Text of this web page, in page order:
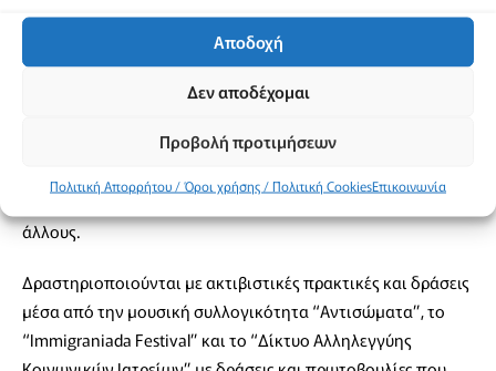
Αποδοχή
Δεν αποδέχομαι
Προβολή προτιμήσεων
Πολιτική Απορρήτου / Όροι χρήσης / Πολιτική CookiesΕπικοινωνία
συχνότητα των Panx Romana με διαχρονικά
παλαιά αλλά και νέα τραγούδια μιας μπάντας, που
η εποχή μας τη χρειάζεται περισσότερο από ποτέ…
Έχουν βρεθεί δίπλα σε άλλες ιστορικές μπάντες του χώρου
Σιδηρόπουλος, Νικόλας Άσημος, Τρύπες και πολλούς
άλλους.
Δραστηριοποιούνται με ακτιβιστικές πρακτικές και δράσεις
μέσα από την μουσική συλλογικότητα “Αντισώματα”, το
“Immigraniada Festival” και το “Δίκτυο Αλληλεγγύης